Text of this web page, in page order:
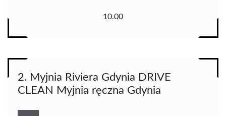
10.00
2. Myjnia Riviera Gdynia DRIVE
CLEAN Myjnia ręczna Gdynia